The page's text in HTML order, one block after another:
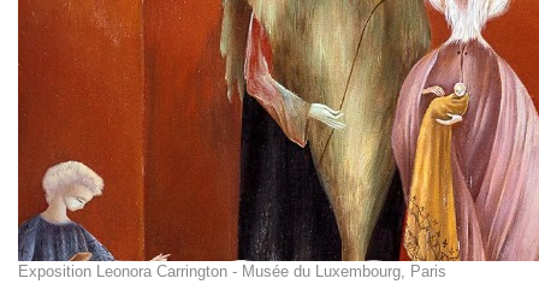
Exposition Leonora Carrington - Musée du Luxembourg, Paris